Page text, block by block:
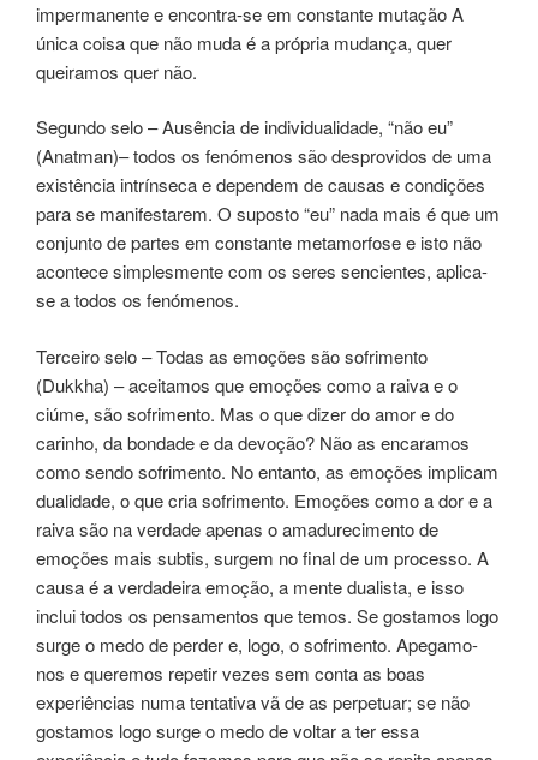
impermanente e encontra-se em constante mutação A
única coisa que não muda é a própria mudança, quer
queiramos quer não.
Segundo selo – Ausência de individualidade, “não eu”
(Anatman)– todos os fenómenos são desprovidos de uma
existência intrínseca e dependem de causas e condições
para se manifestarem. O suposto “eu” nada mais é que um
conjunto de partes em constante metamorfose e isto não
acontece simplesmente com os seres sencientes, aplica-
se a todos os fenómenos.
Terceiro selo – Todas as emoções são sofrimento
(Dukkha) – aceitamos que emoções como a raiva e o
ciúme, são sofrimento. Mas o que dizer do amor e do
carinho, da bondade e da devoção? Não as encaramos
como sendo sofrimento. No entanto, as emoções implicam
dualidade, o que cria sofrimento. Emoções como a dor e a
raiva são na verdade apenas o amadurecimento de
emoções mais subtis, surgem no final de um processo. A
causa é a verdadeira emoção, a mente dualista, e isso
inclui todos os pensamentos que temos. Se gostamos logo
surge o medo de perder e, logo, o sofrimento. Apegamo-
nos e queremos repetir vezes sem conta as boas
experiências numa tentativa vã de as perpetuar; se não
gostamos logo surge o medo de voltar a ter essa